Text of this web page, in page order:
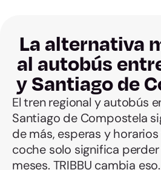
La alternativa
al autobús
y Santiago de
El tren regional y autobús
Santiago de Compostela
de más, esperas y
coche solo significa
meses. TRIBBU cambia eso.